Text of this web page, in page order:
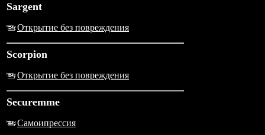
Sargent
Открытие без повреждения
Scorpion
Открытие без повреждения
Securemme
Самоипрессия